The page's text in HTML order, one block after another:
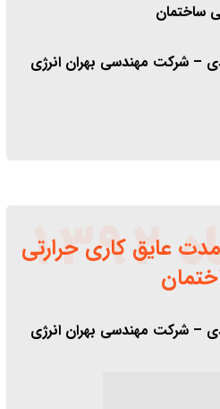
ساختمان
شرکت مهندسی بهران انرژی
مدت عایق کاری حرارتی
شرکت مهندسی بهران انرژی